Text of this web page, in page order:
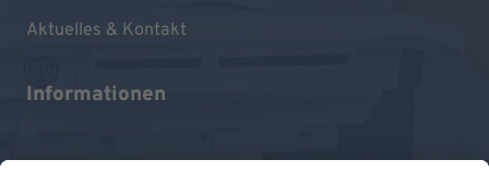
Aktuelles & Kontakt
Informationen